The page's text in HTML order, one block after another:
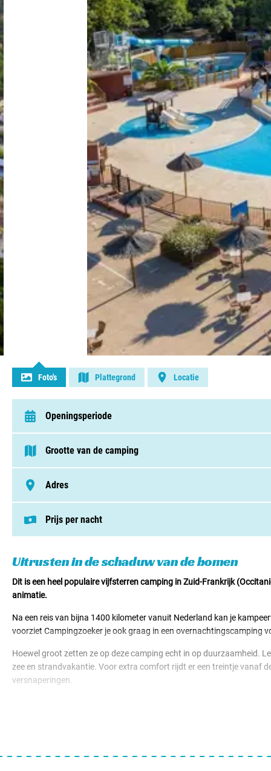
Nieuws / blog
Over Campingzoeker
Veel gestelde vragen
Meld mijn camping aan
Samenwerken / adverteren
Foto's Plattegrond Locatie
Uitrusten in de schaduw van de bomen
Dit is een heel populaire vijfsterren camping in Zuid-Frankrijk
animatie.
Na een reis van bijna 1400 kilometer vanuit Nederland kan je
voorziet Campingzoeker je ook graag in een overnachtingscamping
Hoewel groot zetten ze op deze camping echt in op duurzaamheid.
zee en strandvakantie. Voor extra comfort rijdt er een treintje vanaf
versnaperingen.
Openingsperiode
van 28 maart t/m 14 oktober
Grootte van de camping
> 250 plaatsen
Adres
Route De Sorede , 66700, Argelès-Sur-Mer
Prijs per nacht
Staanplaatsen v.a. € 38,00